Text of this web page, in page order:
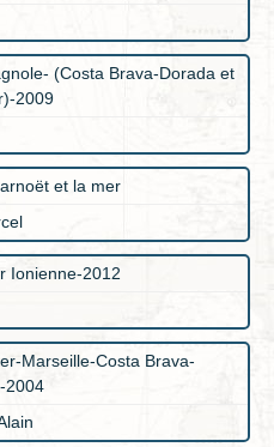
(Costa Brava-Dorada et
2009
et la mer
Ionienne-2012
Marseille-Costa Brava-
2004